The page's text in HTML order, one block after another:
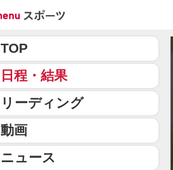
TOP
日程・結果
リーディング
動画
ニュース